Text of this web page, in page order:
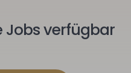
Jobs verfügbar